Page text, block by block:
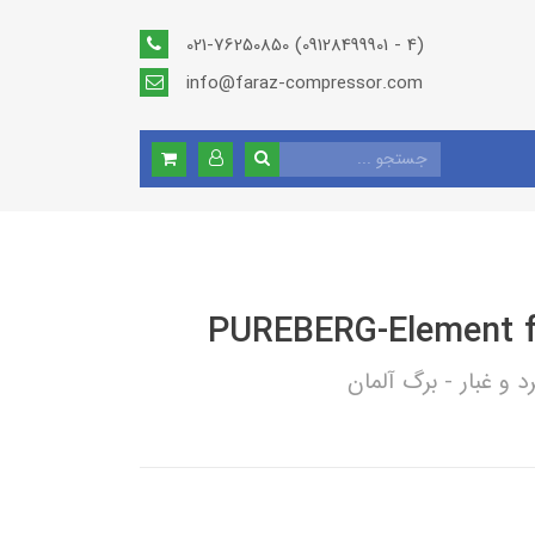
021-76250850 (09128499901 - 4)
info@faraz-compressor.com
PUREBERG-